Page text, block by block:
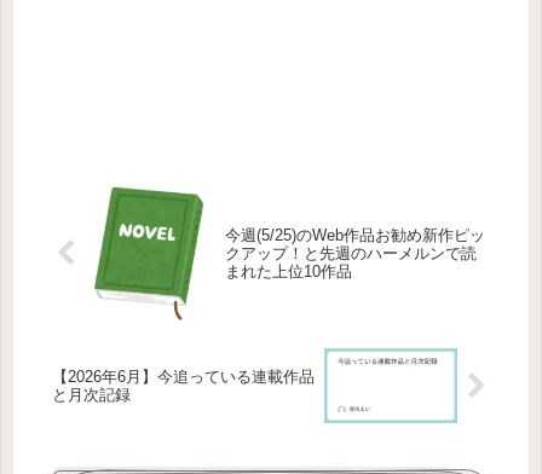
今週(5/25)のWeb作品お勧め新作ピッ
クアップ！と先週のハーメルンで読
まれた上位10作品
【2026年6月】今追っている連載作品
と月次記録